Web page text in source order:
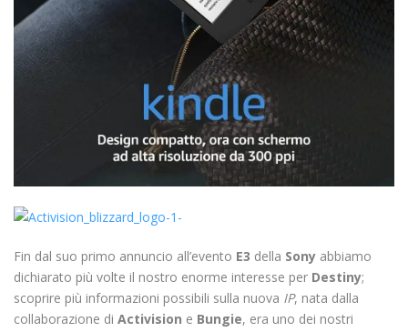
Fin dal suo primo annuncio all’evento E3 della Sony abbiamo
dichiarato più volte il nostro enorme interesse per Destiny;
scoprire più informazioni possibili sulla nuova IP, nata dalla
collaborazione di Activision e Bungie, era uno dei nostri